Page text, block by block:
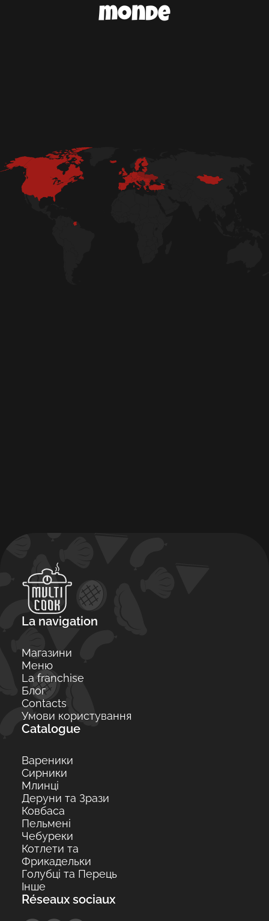
monde
La navigation
Магазини
Меню
La franchise
Блог
Contacts
Умови користування
Catalogue
Вареники
Сирники
Млинці
Деруни та Зрази
Ковбаса
Пельмені
Чебуреки
Котлети та
Фрикадельки
Голубці та Перець
Інше
Réseaux sociaux